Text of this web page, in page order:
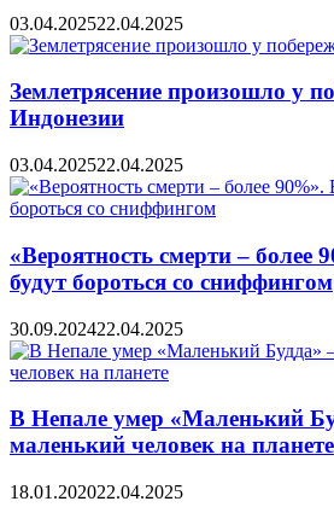
03.04.202522.04.2025
Землетрясение произошло у
Индонезии
03.04.202522.04.2025
«Вероятность смерти – более
будут бороться со сниффингом
30.09.202422.04.2025
В Непале умер «Маленький
маленький человек на планете
18.01.202022.04.2025